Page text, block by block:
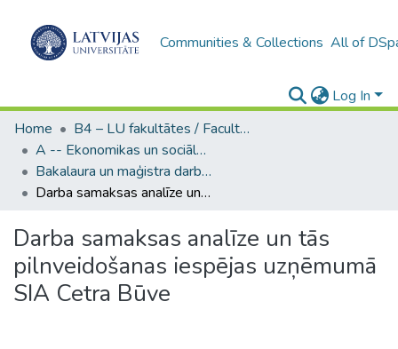
Communities & Collections All of
Log In
Home
B4 – LU fakultātes / Faculties of the UL
A -- Ekonomikas un sociālo zinātņu fakultāte / Faculty of Economics and Social Sciences
Bakalaura un maģistra darbi (ESZF) / Bachelor's and Master's theses
Darba samaksas analīze un tās pilnveidošanas iespējas uzņēmumā SIA Cetra Būve
Darba samaksas analīze un tās
pilnveidošanas iespējas uzņēmumā
SIA Cetra Būve